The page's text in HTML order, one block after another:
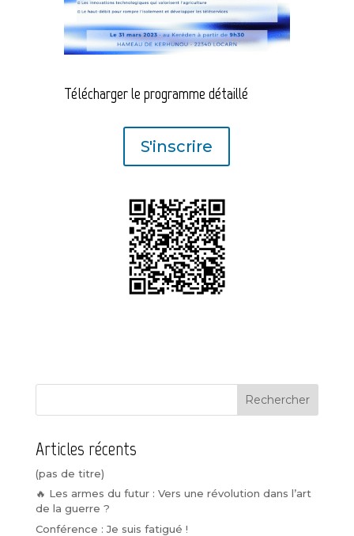
Télécharger le programme détaillé
S'inscrire
Rechercher
Articles récents
(pas de titre)
🔥 Les armes du futur : Vers une révolution dans l’art
de la guerre ?
Conférence : Je suis fatigué !